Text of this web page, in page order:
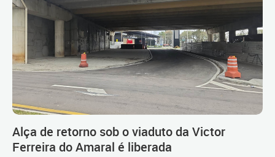
Alça de retorno sob o viaduto da Victor
Ferreira do Amaral é liberada